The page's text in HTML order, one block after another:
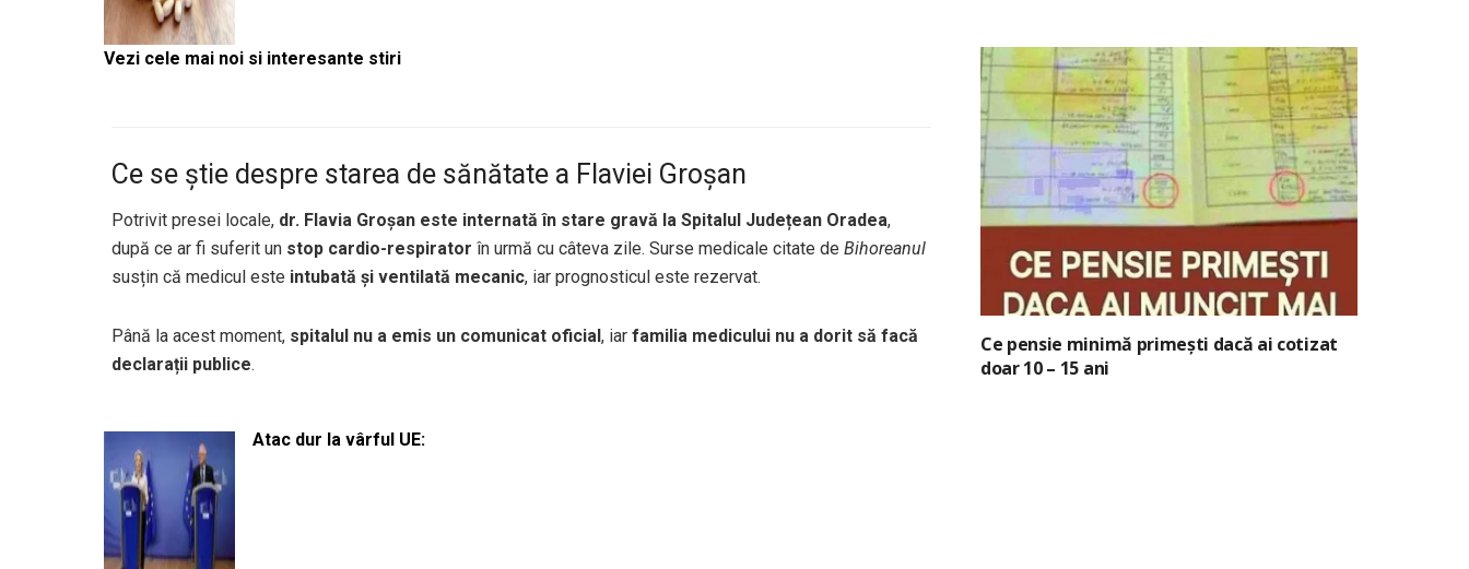
Vezi cele mai noi si interesante stiri
Ce se știe despre starea de sănătate a Flaviei Groșan
Potrivit presei locale, dr. Flavia Groșan este internată în stare gravă la Spitalul Județean Oradea,
după ce ar fi suferit un stop cardio-respirator în urmă cu câteva zile. Surse medicale citate de Bihoreanul
susțin că medicul este intubată și ventilată mecanic, iar prognosticul este rezervat.
Până la acest moment, spitalul nu a emis un comunicat oficial , iar familia medicului nu a dorit să facă
declarații publice.
Atac dur la vârful UE:
Ce pensie minimă primești dacă ai cotizat
doar 10 – 15 ani